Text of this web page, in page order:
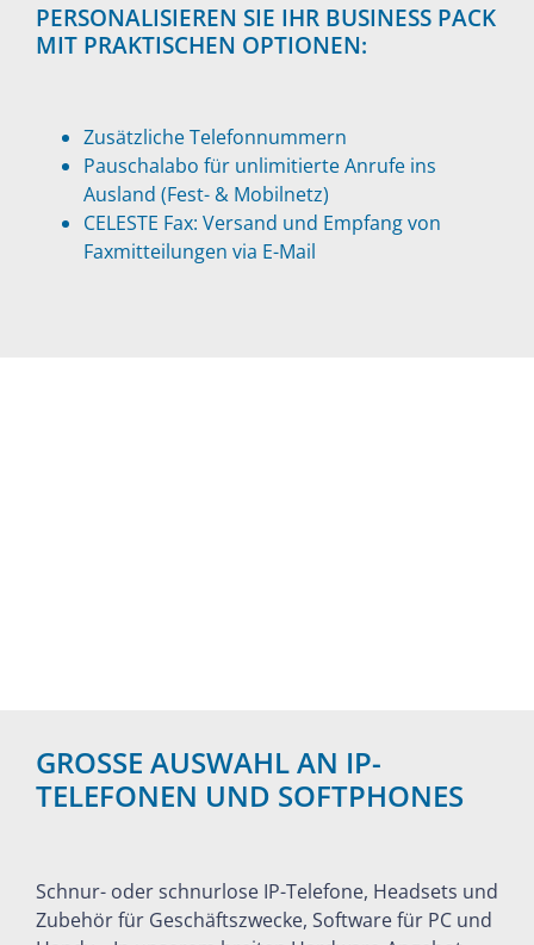
PERSONALISIEREN SIE IHR BUSINESS PACK
MIT PRAKTISCHEN OPTIONEN:
Zusätzliche Telefonnummern
Pauschalabo für unlimitierte Anrufe ins
Ausland (Fest- & Mobilnetz)
CELESTE Fax: Versand und Empfang von
Faxmitteilungen via E-Mail
GROSSE AUSWAHL AN IP-
TELEFONEN UND SOFTPHONES
Schnur- oder schnurlose IP-Telefone, Headsets und
Zubehör für Geschäftszwecke, Software für PC und